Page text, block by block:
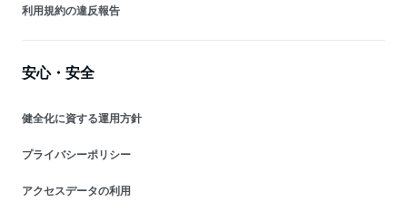
利用規約の違反報告
安心・安全
健全化に資する運用方針
プライバシーポリシー
アクセスデータの利用